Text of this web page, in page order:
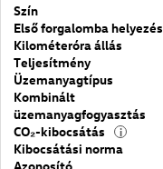
Szín
Első forgalomba helyezés
Kilométeróra állás
Teljesítmény
Üzemanyagtípus
Kombinált
üzemanyagfogyasztás
CO₂-kibocsátás
i
Kibocsátási norma
Azonosító